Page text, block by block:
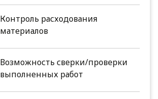
Контроль расходования
материалов
Возможность сверки/проверки
выполненных работ